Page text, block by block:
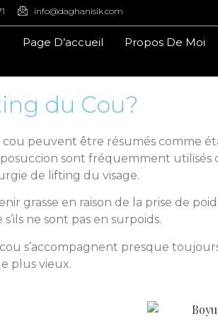
info@daghanisik.com
Page D’accueil Propos De Moi
du Cou?
peuvent être résumés comme
sont fréquemment
de lifting du visage.
grasse en raison de la prise de
ne sont pas en surpoids.
s’accompagnent presque
plus vieux.